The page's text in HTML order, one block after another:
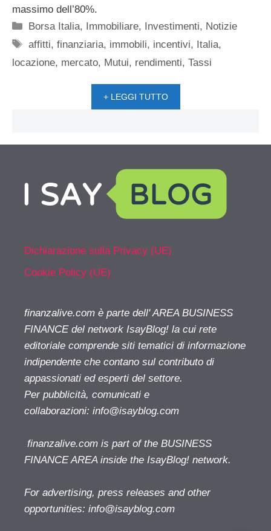
massimo dell’80%.
Categorie
Borsa Italia, Immobiliare, Investimenti, Notizie
Tag
affitti,finanziaria, immobili, incentivi, Italia,
locazione, mercato, Mutui, rendimenti, Tassi
+ LEGGI TUTTO
Dichiarazione sulla Privacy (UE)
Cookie Policy (UE)
finanzalive.com è parte dell' AREA BUSINESS
FINANCE del network IsayBlog! la cui rete
editoriale comprende siti tematici di informazione
indipendente che contano sul contributo di
appassionati ed esperti del settore.
Per pubblicità, comunicati e
collaborazioni: info@isayblog.com
finanzalive.com is part of the BUSINESS
FINANCE AREA inside the IsayBlog! network.
For advertising, press releases and other
opportunities: info@isayblog.com